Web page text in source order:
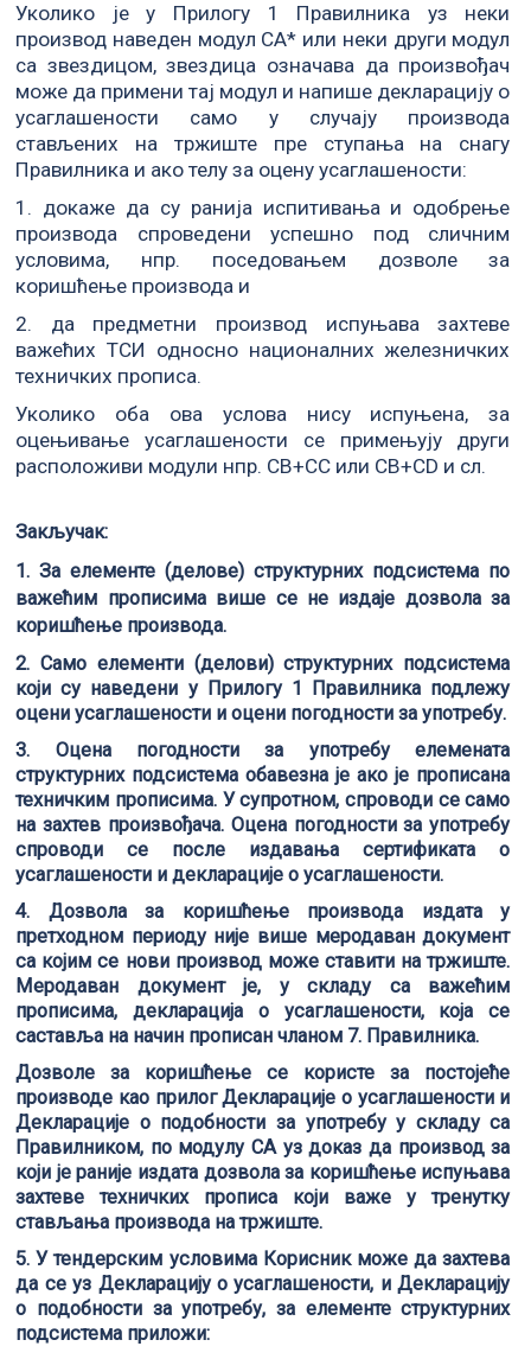
Уколико је у Прилогу 1 Правилника уз неки
производ наведен модул СА* или неки други модул
са звездицом, звездица означава да произвођач
може да примени тај модул и напише декларацију о
усаглашености само у случају производа
стављених на тржиште пре ступања на снагу
Правилника и ако телу за оцену усаглашености:
1. докаже да су ранија испитивања и одобрење
производа спроведени успешно под сличним
условима, нпр. поседовањем дозволе за
коришћење производа и
2. да предметни производ испуњава захтеве
важећих ТСИ односно националних железничких
техничких прописа.
Уколико оба ова услова нису испуњена, за
оцењивање усаглашености се примењују други
расположиви модули нпр. CB+CC или CB+CD и сл.
Закључак:
1. За елементе (делове) структурних подсистема по
важећим прописима више се не издаје дозвола за
коришћење производа.
2. Само елементи (делови) структурних подсистема
који су наведени у Прилогу 1 Правилника подлежу
оцени усаглашености и оцени погодности за употребу.
3. Оцена погодности за употребу елемената
структурних подсистема обавезна је ако је прописана
техничким прописима. У супротном, спроводи се само
на захтев произвођача. Оцена погодности за употребу
спроводи се после издавања сертификата о
усаглашености и декларације о усаглашености.
4. Дозвола за коришћење производа издата у
претходном периоду није више меродаван документ
са којим се нови производ може ставити на тржиште.
Меродаван документ је, у складу са важећим
прописима, декларација о усаглашености, која се
саставља на начин прописан чланом 7. Правилника.
Дозволе за коришћење се користе за постојеће
производе као прилог Декларације о усаглашености и
Декларације о подобности за употребу у складу са
Правилником, по модулу CА уз доказ да производ за
који је раније издата дозвола за коришћење испуњава
захтеве техничких прописа који важе у тренутку
стављања производа на тржиште.
5. У тендерским условима Корисник може да захтева
да се уз Декларацију о усаглашености, и Декларацију
о подобности за употребу, за елементе структурних
подсистема приложи: